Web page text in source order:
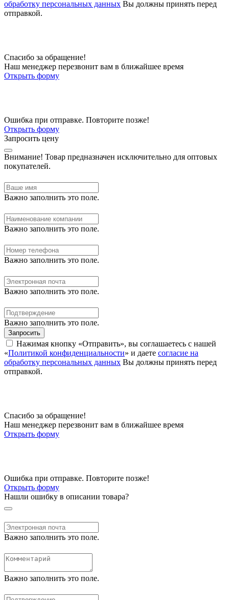
обработку персональных данных Вы должны принять перед
отправкой.
Спасибо за обращение!
Наш менеджер перезвонит вам в ближайшее время
Открыть форму
Ошибка при отправке. Повторите позже!
Открыть форму
Запросить цену
Внимание! Товар предназначен исключительно для оптовых
покупателей.
Важно заполнить это поле.
Важно заполнить это поле.
Важно заполнить это поле.
Важно заполнить это поле.
Важно заполнить это поле.
Запросить
Нажимая кнопку «Отправить», вы соглашаетесь с нашей
«Политикой конфиденциальности» и даете согласие на
обработку персональных данных Вы должны принять перед
отправкой.
Спасибо за обращение!
Наш менеджер перезвонит вам в ближайшее время
Открыть форму
Ошибка при отправке. Повторите позже!
Открыть форму
Нашли ошибку в описании товара?
Важно заполнить это поле.
Важно заполнить это поле.